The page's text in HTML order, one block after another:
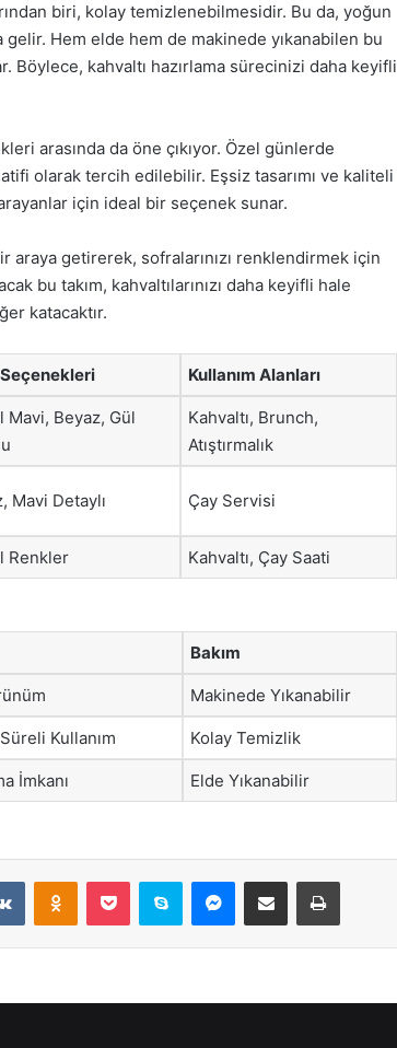
biri, kolay temizlenebilmesidir. Bu da, yoğun
Hem elde hem de makinede yıkanabilen bu
Böylece, kahvaltı hazırlama sürecinizi daha keyifli
arasında da öne çıkıyor. Özel günlerde
olarak tercih edilebilir. Eşsiz tasarımı ve kaliteli
için ideal bir seçenek sunar.
araya getirerek, sofralarınızı renklendirmek için
bu takım, kahvaltılarınızı daha keyifli hale
katacaktır.
Kullanım Alanları
Mavi, Beyaz, Gül
Kahvaltı, Brunch,
Atıştırmalık
Mavi Detaylı Çay Servisi
Renkler Kahvaltı, Çay Saati
Bakım
Makinede Yıkanabilir
Kullanım Kolay Temizlik
İmkanı Elde Yıkanabilir
VKontakteOdnoklassniki
Pocket Skype Messenger
E-Posta ile paylaş Yazdır